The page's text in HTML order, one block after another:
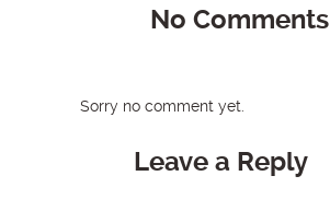
No Comments
Sorry no comment yet.
Leave a Reply